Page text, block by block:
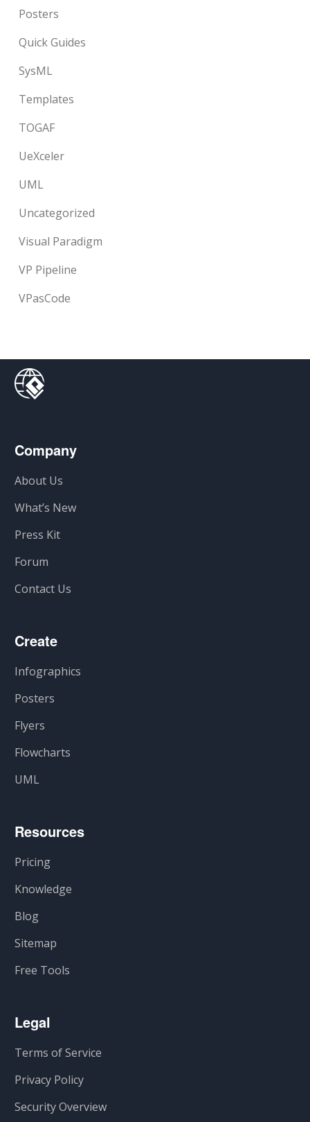
Posters
Quick Guides
SysML
Templates
TOGAF
UeXceler
UML
Uncategorized
Visual Paradigm
VP Pipeline
VPasCode
Company
About Us
What’s New
Press Kit
Forum
Contact Us
Create
Infographics
Posters
Flyers
Flowcharts
UML
Resources
Pricing
Knowledge
Blog
Sitemap
Free Tools
Legal
Terms of Service
Privacy Policy
Security Overview